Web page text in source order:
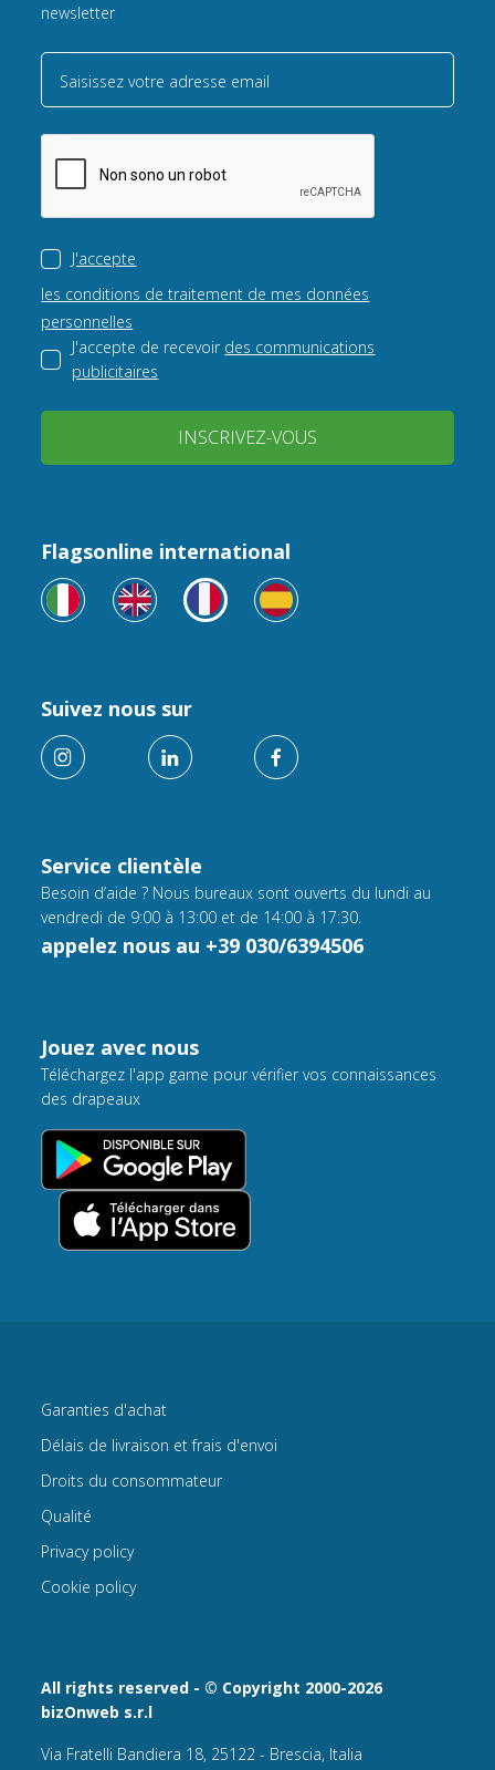
newsletter
Saisissez votre adresse email
J'accepte
les conditions de traitement de mes données
personnelles
J'accepte de recevoir des communications
publicitaires
INSCRIVEZ-VOUS
Service clientèle
Besoin d’aide ? Nous bureaux sont ouverts du lundi au
vendredi de 9:00 à 13:00 et de 14:00 à 17:30.
appelez nous au +39 030/6394506
Flagsonline international
Suivez nous sur
Jouez avec nous
Téléchargez l'app game pour vérifier vos connaissances
des drapeaux
All rights reserved - © Copyright 2000-2026
bizOnweb s.r.l
Via Fratelli Bandiera 18, 25122 - Brescia, Italia
Garanties d'achat
Délais de livraison et frais d'envoi
Droits du consommateur
Qualité
Privacy policy
Cookie policy